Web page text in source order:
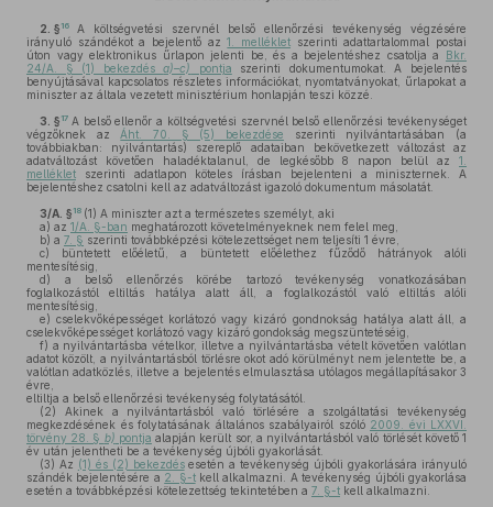
2. § 16
A költségvetési szervnél belső ellenőrzési tevékenység végzésére
irányuló szándékot a bejelentő az1. melléklet szerinti adattartalommal postai
úton vagy elektronikus űrlapon jelenti be, és a bejelentéshez csatolja a Bkr.
24/A. § (1) bekezdésa)–c) pontja szerinti dokumentumokat. A bejelentés
benyújtásával kapcsolatos részletes információkat, nyomtatványokat, űrlapokat a
miniszter az általa vezetett minisztérium honlapján teszi közzé.
3. § 17 A belső ellenőr a költségvetési szervnél belső ellenőrzési tevékenységet
végzőknek az Áht. 70. § (5) bekezdése szerinti nyilvántartásában (a
továbbiakban: nyilvántartás) szereplő adataiban bekövetkezett változást az
adatváltozást követően haladéktalanul, de legkésőbb 8 napon belül az 1.
melléklet szerinti adatlapon köteles írásban bejelenteni a miniszternek. A
bejelentéshez csatolni kell az adatváltozást igazoló dokumentum másolatát.
3/A. § 18 (1) A miniszter azt a természetes személyt, aki
a) az 1/A. §-ban meghatározott követelményeknek nem felel meg,
b) a 7. § szerinti továbbképzési kötelezettséget nem teljesíti 1 évre,
c) büntetett előéletű, a büntetett előélethez fűződő hátrányok alóli
mentesítésig,
d) a belső ellenőrzés körébe tartozó tevékenység vonatkozásában
foglalkozástól eltiltás hatálya alatt áll, a foglalkozástól való eltiltás alóli
mentesítésig,
e) cselekvőképességet korlátozó vagy kizáró gondnokság hatálya alatt áll, a
cselekvőképességet korlátozó vagy kizáró gondokság megszüntetéséig,
f) a nyilvántartásba vételkor, illetve a nyilvántartásba vételt követően valótlan
adatot közölt, a nyilvántartásból törlésre okot adó körülményt nem jelentette be, a
valótlan adatközlés, illetve a bejelentés elmulasztása utólagos megállapításakor 3
évre,
eltiltja a belső ellenőrzési tevékenység folytatásától.
(2) Akinek a nyilvántartásból való törlésére a szolgáltatási tevékenység
megkezdésének és folytatásának általános szabályairól szóló 2009. évi LXXVI.
törvény 28. § b) pontja alapján került sor, a nyilvántartásból való törlését követő 1
év után jelentheti be a tevékenység újbóli gyakorlását.
(3) Az (1) és (2) bekezdésesetén a tevékenység újbóli gyakorlására irányuló
szándék bejelentésére a 2. §-tkell alkalmazni. A tevékenység újbóli gyakorlása
esetén a továbbképzési kötelezettség tekintetében a 7. §-t kell alkalmazni.